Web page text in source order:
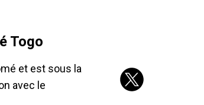
Togo
et est sous la
avec le